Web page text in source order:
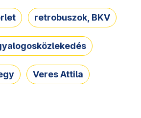
retrobuszok, BKV
Veres Attila